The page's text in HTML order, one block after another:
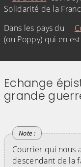
Solidarité de la
Dans les pays du
(ou Poppy) qui en
Echange
grande
Courrier qui nous
descendant de la